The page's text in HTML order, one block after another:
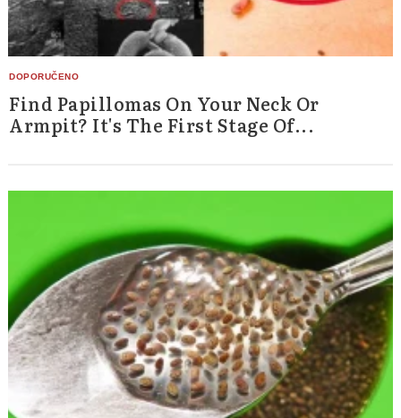
Find Papillomas On Your Neck Or
Armpit? It's The First Stage Of...